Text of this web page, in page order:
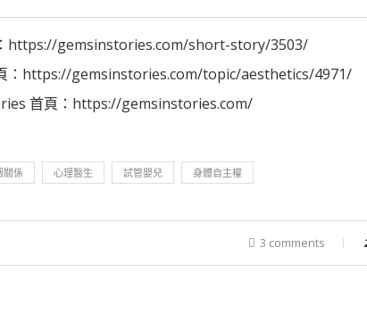
https://gemsinstories.com/short-story/3503/
https://gemsinstories.com/topic/aesthetics/4971/
首頁： https://gemsinstories.com/
關係 心理醫生 試管嬰兒 身體自主權
3 comments